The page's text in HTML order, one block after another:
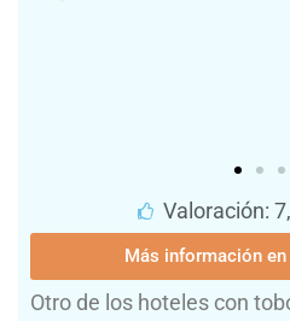
Valoración:
Más información
Otro de los hoteles con